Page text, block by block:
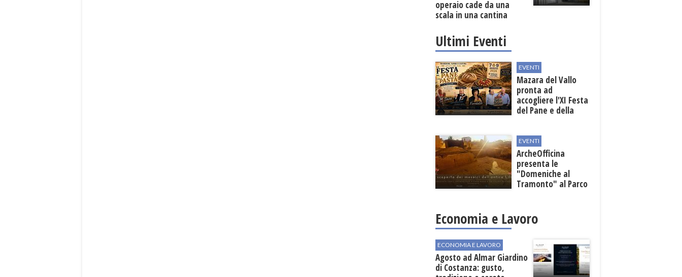
operaio cade da una
scala in una cantina
Ultimi Eventi
EVENTI
Mazara del Vallo
pronta ad
accogliere l'XI Festa
del Pane e della
EVENTI
ArcheOfficina
presenta le
"Domeniche al
Tramonto" al Parco
Economia e Lavoro
ECONOMIA E LAVORO
Agosto ad Almar Giardino
di Costanza: gusto,